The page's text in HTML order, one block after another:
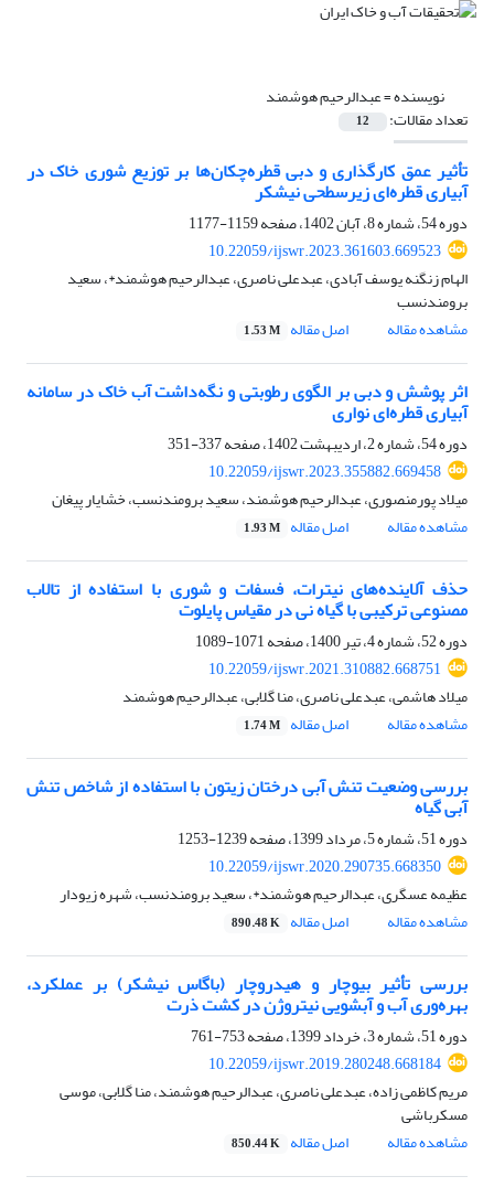
نویسنده =عبدالرحیم هوشمند
تعداد مقالات: 12
تأثیر عمق کارگذاری و دبی قطره‌چکان‌ها بر توزیع شوری خاک در
آبیاری قطره‌ای زیرسطحی نیشکر
دوره 54، شماره 8، آبان 1402، صفحه
1159-1177
10.22059/ijswr.2023.361603.669523
الهام زنگنه یوسف آبادی، عبدعلی ناصری، عبدالرحیم هوشمند*، سعید
برومندنسب
مشاهده مقاله
اصل مقاله 1.53 M
اثر پوشش و دبی بر الگوی رطوبتی و نگه‌داشت آب خاک در سامانه
آبیاری قطره‌ای نواری
دوره 54، شماره 2، اردیبهشت 1402، صفحه
337-351
10.22059/ijswr.2023.355882.669458
میلاد پورمنصوری، عبدالرحیم هوشمند، سعید برومندنسب، خشایار پیغان
مشاهده مقاله
اصل مقاله 1.93 M
حذف آلاینده‌های نیترات، فسفات و شوری با استفاده از تالاب
مصنوعی ترکیبی با گیاه نی در مقیاس پایلوت
دوره 52، شماره 4، تیر 1400، صفحه
1071-1089
10.22059/ijswr.2021.310882.668751
میلاد هاشمی، عبدعلی ناصری، منا گلابی، عبدالرحیم هوشمند
مشاهده مقاله
اصل مقاله 1.74 M
بررسی وضعیت تنش آبی درختان زیتون با استفاده از شاخص تنش
آبی گیاه
دوره 51، شماره 5، مرداد 1399، صفحه
1239-1253
10.22059/ijswr.2020.290735.668350
عظیمه عسگری، عبدالرحیم هوشمند*، سعید برومندنسب، شهره زیودار
مشاهده مقاله
اصل مقاله 890.48 K
بررسی تأثیر بیوچار و هیدروچار (باگاس نیشکر) بر عملکرد،
بهره‌وری آب و آبشویی نیتروژن در کشت ذرت
دوره 51، شماره 3، خرداد 1399، صفحه
753-761
10.22059/ijswr.2019.280248.668184
مریم کاظمی زاده، عبدعلی ناصری، عبدالرحیم هوشمند، منا گلابی، موسی
مسکرباشی
مشاهده مقاله
اصل مقاله 850.44 K